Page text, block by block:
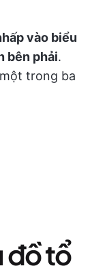
vào biểu
bên phải.
trong ba
đồ tổ